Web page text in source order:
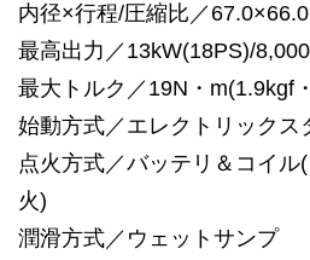
内径×行程/圧縮比／
最高出力／13kW(18PS)/
最大トルク／19N・m(1.9kgf
始動方式／エレクトリックス
点火方式／バッテリ＆コイル
火)
潤滑方式／ウェットサンプ